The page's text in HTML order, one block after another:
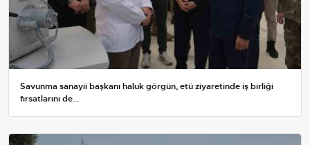
Savunma sanayii başkanı haluk görgün, etü ziyaretinde iş birliği
fırsatlarını de...